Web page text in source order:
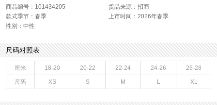
商品编号：101434205
货品来源：招商
款式季节：春季
上市时间：2026年春季
性别：中性
尺码对照表
厘米 18-20 20-22 22-24 24-26 26-28
尺码 XS S M L XL